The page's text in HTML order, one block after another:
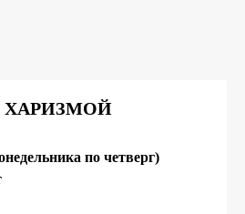
ХАРИЗМОЙ
по четверг)